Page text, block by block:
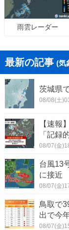
雨雲レーダー
最新の記事 (気
茨城県
08/08(土
【速報
「記録
08/07(金
台風13
に接近
08/07(金
鳥取で
出で今
08/07(金